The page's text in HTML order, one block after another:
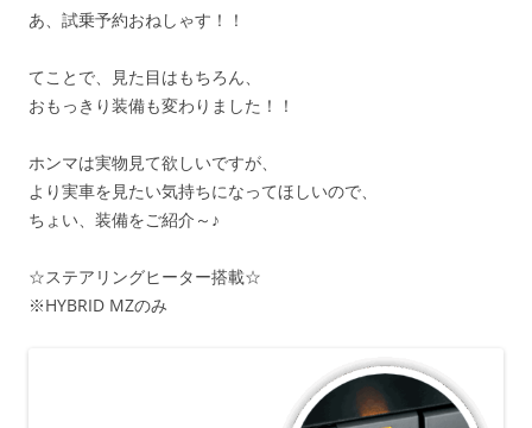
あ、試乗予約おねしゃす！！
てことで、見た目はもちろん、
おもっきり装備も変わりました！！
ホンマは実物見て欲しいですが、
より実車を見たい気持ちになってほしいので、
ちょい、装備をご紹介～♪
☆ステアリングヒーター搭載☆
※HYBRID MZのみ